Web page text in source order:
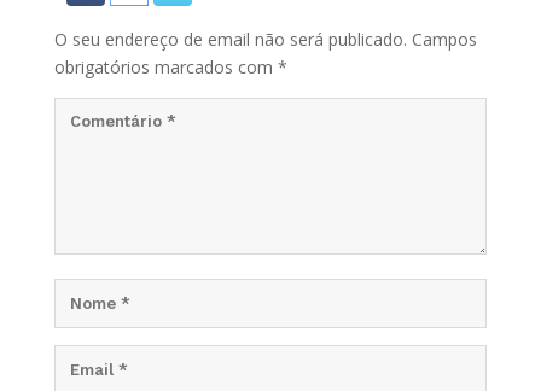
O seu endereço de email não será publicado. Campos
obrigatórios marcados com *